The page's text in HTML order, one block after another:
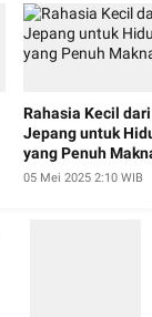
Rahasia Kecil dari
Jepang untuk
yang Penuh
05 Mei 2025 2:10 WIB